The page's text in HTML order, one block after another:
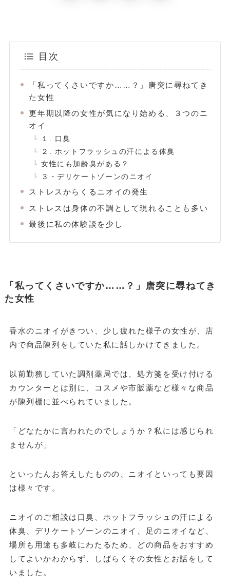
目次
「私ってくさいですか……？」唐突に尋ねてき
た女性
更年期以降の女性が気になり始める、３つのニ
オイ
１. 口臭
２. ホットフラッシュの汗による体臭
女性にも加齢臭がある？
３・デリケートゾーンのニオイ
ストレスからくるニオイの発生
ストレスは身体の不調として現れることも多い
最後に私の体験談を少し
「私ってくさいですか……？」唐突に尋ねてき
た女性
香水のニオイがきつい、少し疲れた様子の女性が、店
内で商品陳列をしていた私に話しかけてきました。
以前勤務していた調剤薬局では、処方箋を受け付ける
カウンターとは別に、コスメや市販薬など様々な商品
が陳列棚に並べられていました。
「どなたかに言われたのでしょうか？私には感じられ
ませんが」
といったんお答えしたものの、ニオイといっても要因
は様々です。
ニオイのご相談は口臭、ホットフラッシュの汗による
体臭、デリケートゾーンのニオイ、足のニオイなど、
場所も用途も多岐にわたるため、どの商品をおすすめ
してよいかわからず、しばらくその女性とお話をして
いました。